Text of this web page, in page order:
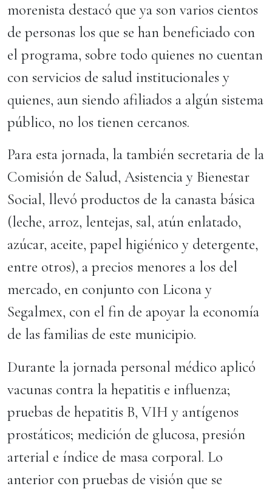
morenista destacó que ya son varios cientos
de personas los que se han beneficiado con
el programa, sobre todo quienes no cuentan
con servicios de salud institucionales y
quienes, aun siendo afiliados a algún sistema
público, no los tienen cercanos.
Para esta jornada, la también secretaria de la
Comisión de Salud, Asistencia y Bienestar
Social, llevó productos de la canasta básica
(leche, arroz, lentejas, sal, atún enlatado,
azúcar, aceite, papel higiénico y detergente,
entre otros), a precios menores a los del
mercado, en conjunto con Licona y
Segalmex, con el fin de apoyar la economía
de las familias de este municipio.
Durante la jornada personal médico aplicó
vacunas contra la hepatitis e influenza;
pruebas de hepatitis B, VIH y antígenos
prostáticos; medición de glucosa, presión
arterial e índice de masa corporal. Lo
anterior con pruebas de visión que se